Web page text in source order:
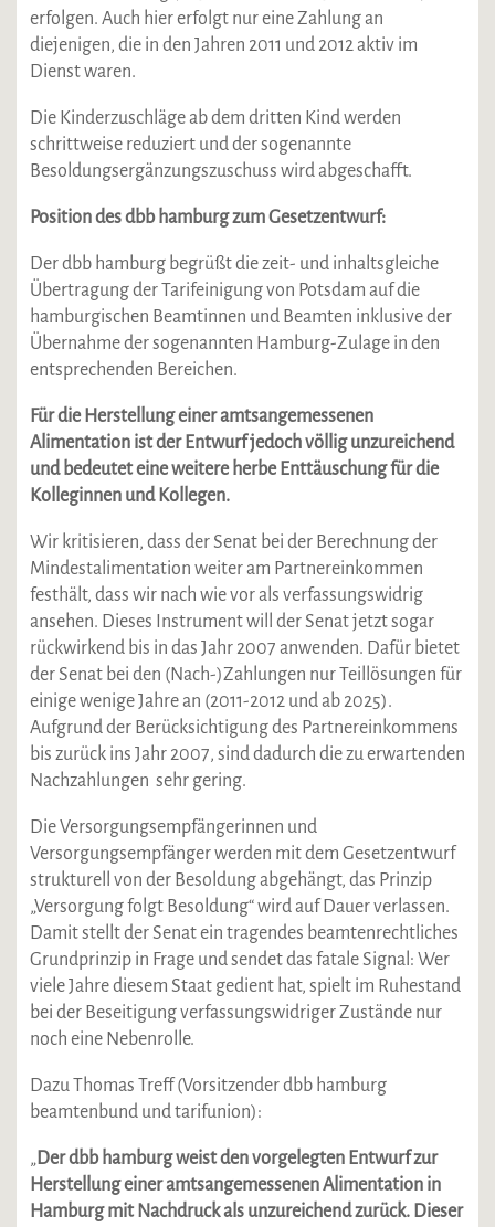
erfolgen. Auch hier erfolgt nur eine Zahlung an
diejenigen, die in den Jahren 2011 und 2012 aktiv im
Dienst waren.
Die Kinderzuschläge ab dem dritten Kind werden
schrittweise reduziert und der sogenannte
Besoldungsergänzungszuschuss wird abgeschafft.
Position des dbb hamburg zum Gesetzentwurf:
Der dbb hamburg begrüßt die zeit- und inhaltsgleiche
Übertragung der Tarifeinigung von Potsdam auf die
hamburgischen Beamtinnen und Beamten inklusive der
Übernahme der sogenannten Hamburg-Zulage in den
entsprechenden Bereichen.
Für die Herstellung einer amtsangemessenen
Alimentation ist der Entwurf jedoch völlig unzureichend
und bedeutet eine weitere herbe Enttäuschung für die
Kolleginnen und Kollegen.
Wir kritisieren, dass der Senat bei der Berechnung der
Mindestalimentation weiter am Partnereinkommen
festhält, dass wir nach wie vor als verfassungswidrig
ansehen. Dieses Instrument will der Senat jetzt sogar
rückwirkend bis in das Jahr 2007 anwenden. Dafür bietet
der Senat bei den (Nach-)Zahlungen nur Teillösungen für
einige wenige Jahre an (2011-2012 und ab 2025).
Aufgrund der Berücksichtigung des Partnereinkommens
bis zurück ins Jahr 2007, sind dadurch die zu erwartenden
Nachzahlungen sehr gering.
Die Versorgungsempfängerinnen und
Versorgungsempfänger werden mit dem Gesetzentwurf
strukturell von der Besoldung abgehängt, das Prinzip
„Versorgung folgt Besoldung“ wird auf Dauer verlassen.
Damit stellt der Senat ein tragendes beamtenrechtliches
Grundprinzip in Frage und sendet das fatale Signal: Wer
viele Jahre diesem Staat gedient hat, spielt im Ruhestand
bei der Beseitigung verfassungswidriger Zustände nur
noch eine Nebenrolle.
Dazu Thomas Treff (Vorsitzender dbb hamburg
beamtenbund und tarifunion):
„Der dbb hamburg weist den vorgelegten Entwurf zur
Herstellung einer amtsangemessenen Alimentation in
Hamburg mit Nachdruck als unzureichend zurück. Dieser